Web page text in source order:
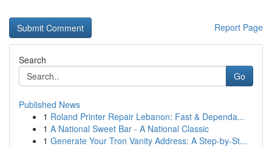
Report Page
Search
Go
Published News
1 Roland Printer Repair Lebanon: Fast & Dependa...
1 A National Sweet Bar - A National Classic
1 Generate Your Tron Vanity Address: A Step-by-St...